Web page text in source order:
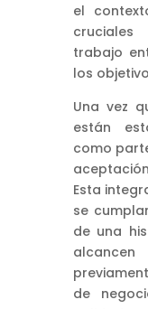
el
trabajo
los
Una vez
están
como
Esta
se
de una
alcancen
de